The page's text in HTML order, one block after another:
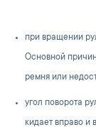
при вращении
Основной
ремня или
угол поворота
кидает вправо и